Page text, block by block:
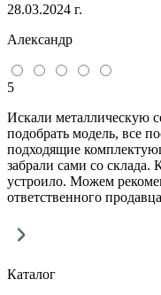
28.03.2024 г.
Александр
5
Искали металлическую
подобрать модель, все
подходящие
забрали сами со склада.
устроило. Можем
ответственного
Каталог